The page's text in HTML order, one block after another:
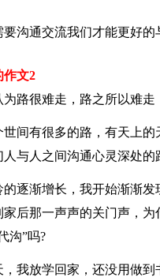
通交流我们才能更好的
作文2
很难走，路之所以难走
有很多的路，有天上的
人与人之间沟通心灵深处
渐增长，我开始渐渐发
后那一声声的关门声，
沟”吗?
放学回家，还没用做到